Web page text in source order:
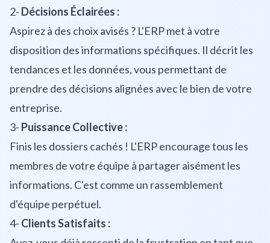
2- Décisions Éclairées :
Aspirez à des choix avisés ? L'ERP met à votre
disposition des informations spécifiques. Il décrit les
tendances et les données, vous permettant de
prendre des décisions alignées avec le bien de votre
entreprise.
3- Puissance Collective :
Finis les dossiers cachés ! L'ERP encourage tous les
membres de votre équipe à partager aisément les
informations. C'est comme un rassemblement
d'équipe perpétuel.
4- Clients Satisfaits :